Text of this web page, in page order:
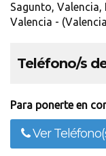
Sagunto, Valencia,
Valencia -
Teléfono/s
Para ponerte en
Ver